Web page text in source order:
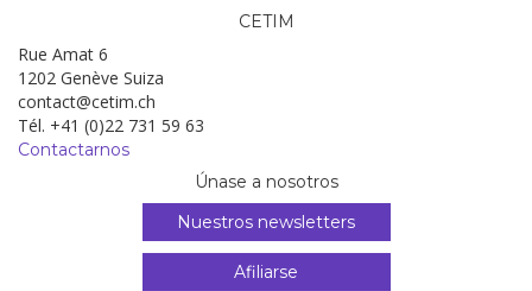
CETIM
Rue Amat 6
1202 Genève Suiza
contact@cetim.ch
Tél. +41 (0)22 731 59 63
Contactarnos
Únase a nosotros
Nuestros newsletters
Afiliarse